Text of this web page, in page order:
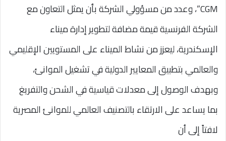
CGM”، وعدد من مسؤولي الشركة بأن يمثل التعاون مع
الشركة الفرنسية قيمة مضافة لتطوير إدارة ميناء
الإسكندرية، ليعزز من نشاط الميناء على المستويين الإقليمي
والعالمي بتطبيق المعايير الدولية في تشغيل الموانئ،
وبهدف الوصول إلى معدلات قياسية في الشحن والتفريغ
بما يساعد على الارتقاء بالتصنيف العالمي للموانئ المصرية
لافتاً إلى أن